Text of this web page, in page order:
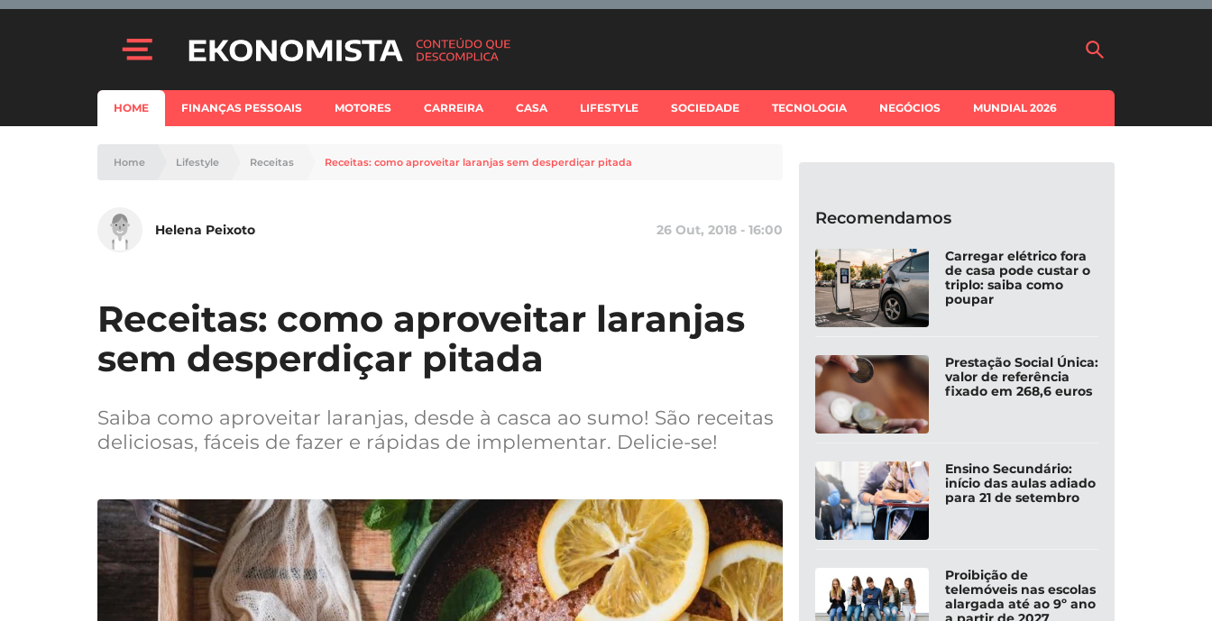
HOME FINANÇAS PESSOAIS MOTORES CARREIRA CASA LIFESTYLE SOCIEDADE TECNOLOGIA NEGÓCIOS MUNDIAL 2026
Home Lifestyle Receitas Receitas: como aproveitar laranjas sem desperdiçar pitada
Helena Peixoto 26 Out, 2018 - 16:00
Receitas: como aproveitar laranjas
sem desperdiçar pitada
Saiba como aproveitar laranjas, desde à casca ao sumo! São receitas
deliciosas, fáceis de fazer e rápidas de implementar. Delicie-se!
Recomendamos
Carregar elétrico fora
de casa pode custar o
triplo: saiba como
poupar
Prestação Social Única:
valor de referência
fixado em 268,6 euros
Ensino Secundário:
início das aulas adiado
para 21 de setembro
Proibição de
telemóveis nas escolas
alargada até ao 9º ano